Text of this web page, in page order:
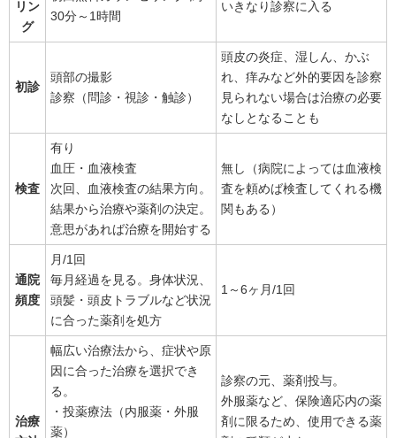
リン
グ
30分～1時間
いきなり診察に入る
初診
頭部の撮影
診察（問診・視診・触診）
頭皮の炎症、湿しん、かぶ
れ、痒みなど外的要因を診察
見られない場合は治療の必要
なしとなることも
検査
有り
血圧・血液検査
次回、血液検査の結果方向。
結果から治療や薬剤の決定。
意思があれば治療を開始する
無し（病院によっては血液検
査を頼めば検査してくれる機
関もある）
通院
頻度
月/1回
毎月経過を見る。身体状況、
頭髪・頭皮トラブルなど状況
に合った薬剤を処方
1～6ヶ月/1回
治療
幅広い治療法から、症状や原
因に合った治療を選択でき
る。
・投薬療法（内服薬・外服
薬）
診察の元、薬剤投与。
外服薬など、保険適応内の薬
剤に限るため、使用できる薬